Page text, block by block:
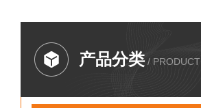
产品分类 / PRODUCT